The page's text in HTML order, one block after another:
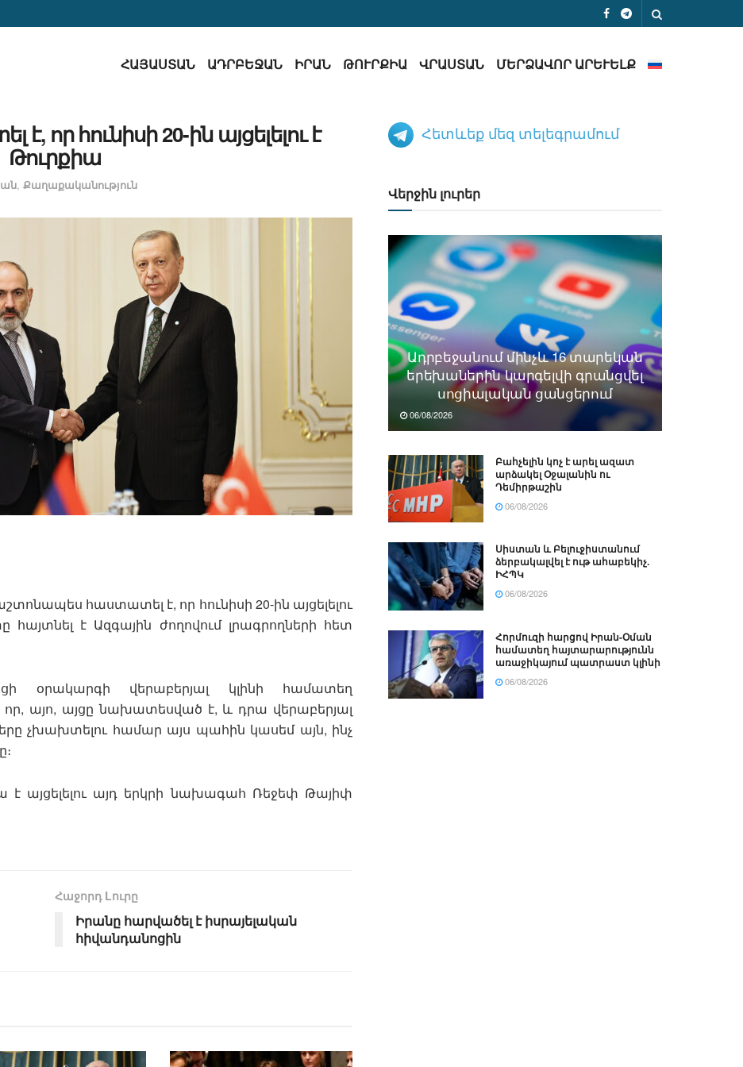
ՀԱՅԱՍՏԱՆ ԱԴՐԲԵՋԱՆ ԻՐԱՆ ԹՈՒՐՔԻԱ ՎՐԱՍՏԱՆ ՄԵՐՁԱՎՈՐ ԱՐԵՒԵԼՔ
որ հունիսի 20-ին այցելելու է
Թուրքիա
, Քաղաքականություն
հաստատել է, որ հունիսի 20-ին այցելելու
է Ազգային ժողովում լրագրողների հետ
օրակարգի վերաբերյալ կլինի համատեղ
որ, այո, այցը նախատեսված է, և դրա վերաբերյալ
չխախտելու համար այս պահին կասեմ այն, ինչ
է այցելելու այդ երկրի նախագահ Ռեջեփ Թայիփ
Հաջորդ Lուրը
Իրանը հարվածել է իսրայելական
հիվանդանոցին
Հետևեք մեզ տելեգրամում
Վերջին լուրեր
Ադրբեջանում մինչև 16 տարեկան
երեխաներին կարգելվի գրանցվել
սոցիալական ցանցերում
06/08/2026
Բահչելին կոչ է արել ազատ
արձակել Օջալանին ու
Դեմիրթաշին
06/08/2026
Սիստան և Բելուջիստանում
ձերբակալվել է ութ ահաբեկիչ.
ԻՀՊԿ
06/08/2026
Հորմուզի հարցով Իրան-Օման
համատեղ հայտարարությունն
առաջիկայում պատրաստ կլինի
06/08/2026